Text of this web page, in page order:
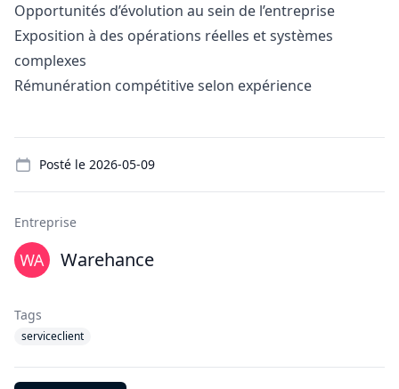
Opportunités d’évolution au sein de l’entreprise
Exposition à des opérations réelles et systèmes
complexes
Rémunération compétitive selon expérience
Posté le 2026-05-09
Entreprise
Warehance
Tags
serviceclient